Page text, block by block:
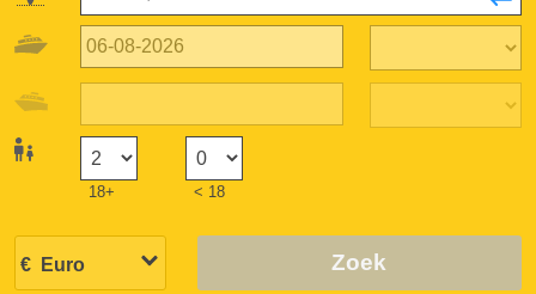
18+ < 18
Zoek